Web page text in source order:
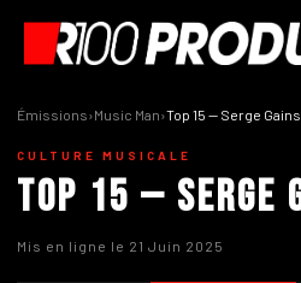
Émissions›Music Man›Top 15 — Serge
CULTURE MUSICALE
Top 15 — Serge
Mis en ligne le 21 Juin 2025